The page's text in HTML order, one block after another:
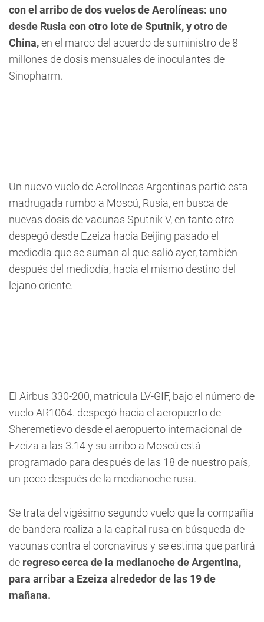
con el arribo de dos vuelos de Aerolíneas: uno
desde Rusia con otro lote de Sputnik, y otro de
China,en el marco del acuerdo de suministro de 8
millones de dosis mensuales de inoculantes de
Sinopharm.
Un nuevo vuelo de Aerolíneas Argentinas partió esta
madrugada rumbo a Moscú, Rusia, en busca de
nuevas dosis de vacunas Sputnik V, en tanto otro
despegó desde Ezeiza hacia Beijing pasado el
mediodía que se suman al que salió ayer, también
después del mediodía, hacia el mismo destino del
lejano oriente.
El Airbus 330-200, matrícula LV-GIF, bajo el número de
vuelo AR1064. despegó hacia el aeropuerto de
Sheremetievo desde el aeropuerto internacional de
Ezeiza a las 3.14 y su arribo a Moscú está
programado para después de las 18 de nuestro país,
un poco después de la medianoche rusa.
Se trata del vigésimo segundo vuelo que la compañía
de bandera realiza a la capital rusa en búsqueda de
vacunas contra el coronavirus y se estima que partirá
de regreso cerca de la medianoche de Argentina,
para arribar a Ezeiza alrededor de las 19 de
mañana.